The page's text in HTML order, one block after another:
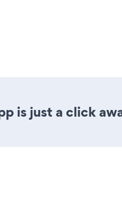
is just a click